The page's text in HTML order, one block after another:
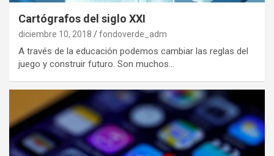
Cartógrafos del siglo XXI
diciembre 10, 2018 fondoverde_adm
A través de la educación podemos cambiar las reglas del
juego y construir futuro. Son muchos…